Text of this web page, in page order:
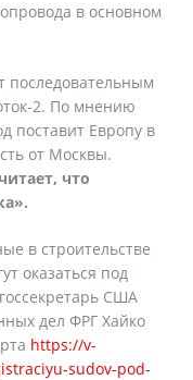
в основном
последовательным
2. По мнению
поставит Европу в
от Москвы.
что
в строительстве
оказаться под
США
дел ФРГ Хайко
https://v-
sudov-pod-